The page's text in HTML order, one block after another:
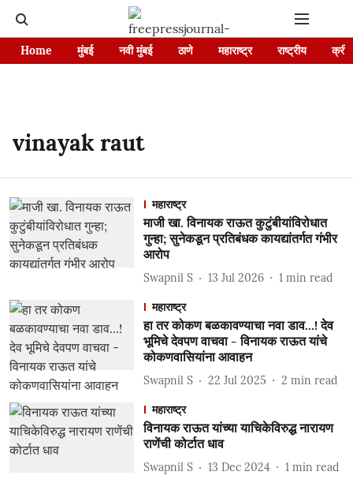
Home मुंबई नवी मुंबई ठाणे महाराष्ट्र राष्ट्रीय
vinayak raut
महाराष्ट्र
माजी खा. विनायक राऊत कुटुंबीयांविरोधात
गुन्हा; सुनेकडून प्रतिबंधक कायद्यांतर्गत गंभीर
आरोप
Swapnil S 13 Jul 2026 1 min read
महाराष्ट्र
हा तर कोकण बळकावण्याचा नवा डाव...! देव
भूमिचे देवपण वाचवा - विनायक राऊत यांचे
कोकणवासियांना आवाहन
Swapnil S 22 Jul 2025 2 min read
महाराष्ट्र
विनायक राऊत यांच्या याचिकेविरुद्ध नारायण
राणेंची कोर्टात धाव
Swapnil S 13 Dec 2024 1 min read